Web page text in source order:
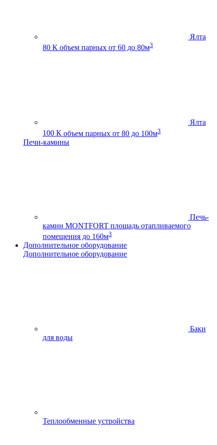
Ялта
80 К объем парных от 60 до 80м3
Ялта
100 К объем парных от 80 до 100м3
Печи-камины
Печь-
камин MONTFORT площадь отапливаемого
помещения до 160м3
Дополнительное оборудование
Дополнительное оборудование
Баки
для воды
Теплообменные устройства